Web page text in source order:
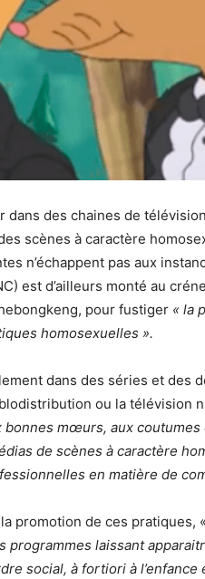
des chaines de
scènes à caractère
n’échappent pas aux
est d’ailleurs monté au
pour fustiger « la
homosexuelles ».
dans des séries et des
ou la télévision
bonnes mœurs, aux
de scènes à caractère
en matière de
promotion de ces pratiques, «
programmes laissant
social, à fortiori à l’enfance